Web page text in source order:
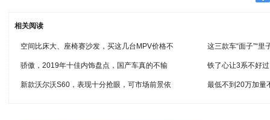
相关阅读
空间比床大、座椅赛沙发，买这几台MPV价格不 这三款车“面子”“
骄傲，2019年十佳内饰盘点，国产车真的不输 铁了心让3系不好
新款沃尔沃S60，表现十分抢眼，可市场前景依 最低不到20万加量